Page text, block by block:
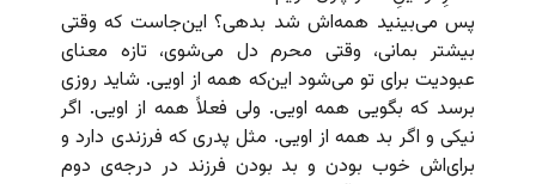
پس می‌بینید همه‌اش شد بدهی؟ این‌جاست که وقتی
بیشتر بمانی، وقتی محرم دل می‌شوی، تازه معنای
عبودیت برای تو می‌شود این‌که همه از اویی. شاید روزی
برسد که بگویی همه اویی. ولی فعلاً همه از اویی. اگر
نیکی و اگر بد همه از اویی. مثل پدری که فرزندی دارد و
برای‌اش خوب بودن و بد بودن فرزند در درجه‌ی دوم